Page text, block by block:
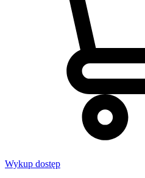
Wykup dostęp